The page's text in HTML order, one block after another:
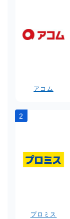
アコム
2
プロミス